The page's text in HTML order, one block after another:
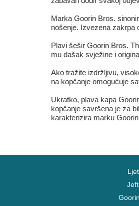
Marka Goorin Bros.
nošenje. Izvezena zakrpa
Plavi šešir Goorin Bros.
mu dašak svježine i
Ako tražite izdržljivu,
na kopčanje omogućuje
Ukratko, plava kapa
kopčanje savršena je za
karakterizira marku